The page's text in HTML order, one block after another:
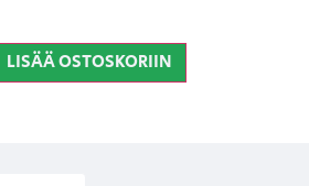
LISÄÄ OSTOSKORIIN